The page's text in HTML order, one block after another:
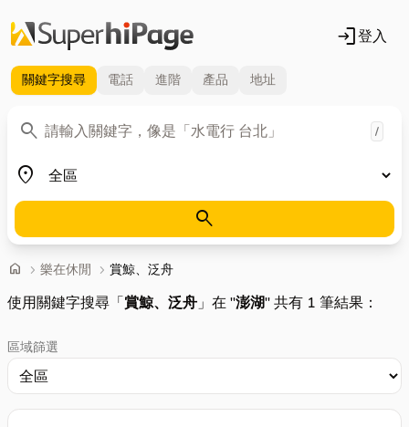
login登入
關鍵字搜尋 電話 進階 產品 地址
search
關鍵字 /
place
地區
search
home 首頁
chevron_right 樂在休閒 chevron_right 賞鯨、泛舟
使用關鍵字搜尋「賞鯨、泛舟」在 "澎湖" 共有 1 筆結果：
區域篩選